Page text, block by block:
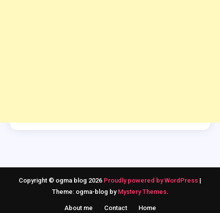
Copyright © ogma blog 2026 Proudly powered by WordPress |
Theme: ogma-blog by Mystery Themes.
About me Contact Home